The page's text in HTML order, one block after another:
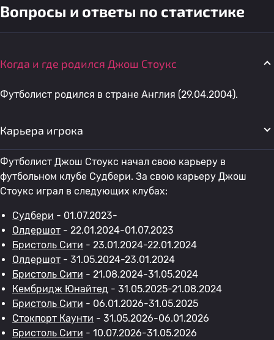
Вопросы и ответы по статистике
Когда и где родился Джош Стоукс
Футболист родился в стране Англия (29.04.2004).
Карьера игрока
Футболист Джош Стоукс начал свою карьеру в
футбольном клубе Судбери. За свою карьеру Джош
Стоукс играл в следующих клубах:
Судбери - 01.07.2023-
Олдершот - 22.01.2024-01.07.2023
Бристоль Сити - 23.01.2024-22.01.2024
Олдершот - 31.05.2024-23.01.2024
Бристоль Сити - 21.08.2024-31.05.2024
Кембридж Юнайтед - 31.05.2025-21.08.2024
Бристоль Сити - 06.01.2026-31.05.2025
Стокпорт Каунти - 31.05.2026-06.01.2026
Бристоль Сити - 10.07.2026-31.05.2026